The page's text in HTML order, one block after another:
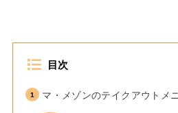
目次
マ・メゾンのテイクアウトメ